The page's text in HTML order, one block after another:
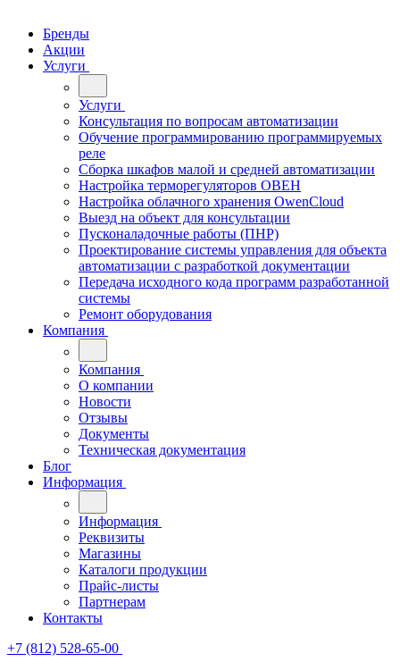
Бренды
Акции
Услуги
Услуги
Консультация по вопросам автоматизации
Обучение программированию программируемых
реле
Сборка шкафов малой и средней автоматизации
Настройка терморегуляторов ОВЕН
Настройка облачного хранения OwenCloud
Выезд на объект для консультации
Пусконаладочные работы (ПНР)
Проектирование системы управления для объекта
автоматизации с разработкой документации
Передача исходного кода программ разработанной
системы
Ремонт оборудования
Компания
Компания
О компании
Новости
Отзывы
Документы
Техническая документация
Блог
Информация
Информация
Реквизиты
Магазины
Каталоги продукции
Прайс-листы
Партнерам
Контакты
+7 (812) 528-65-00